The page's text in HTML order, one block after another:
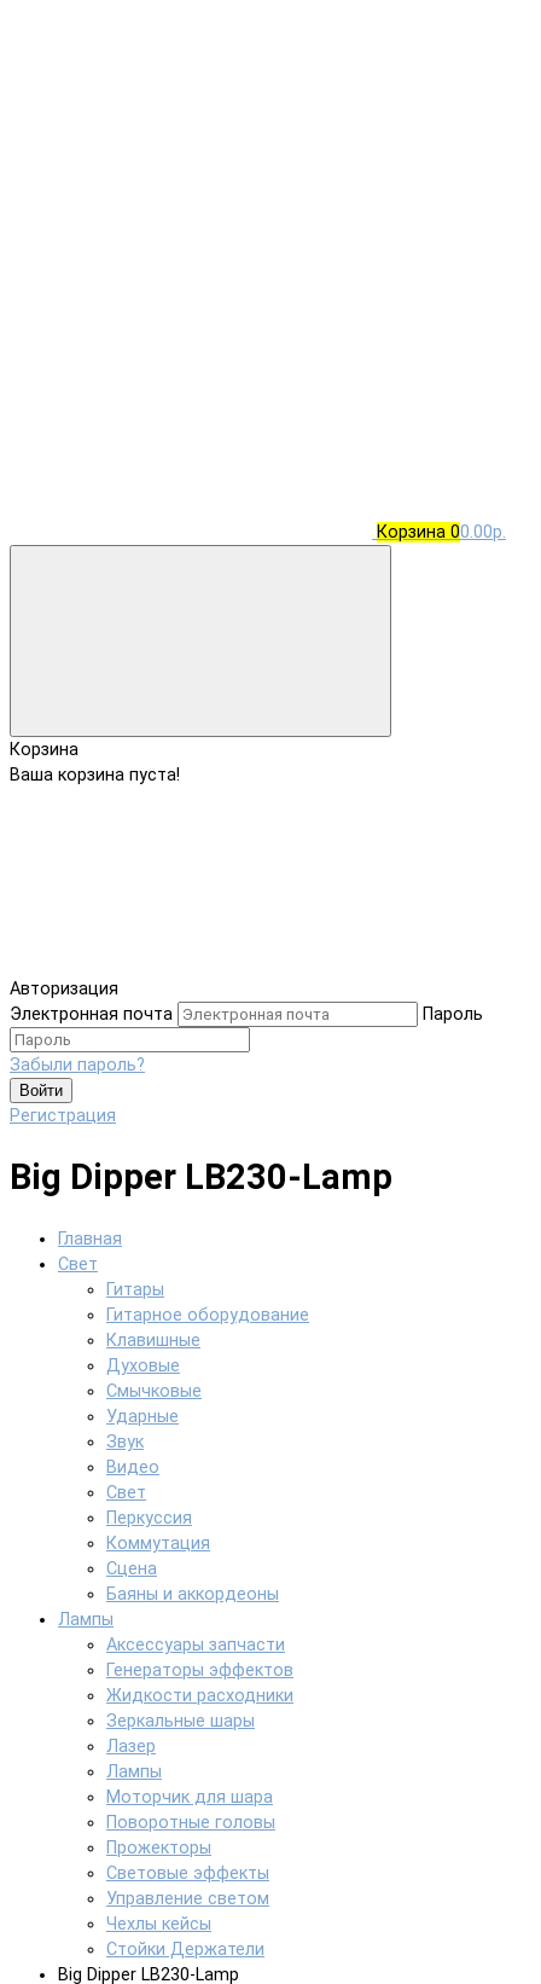
Корзина 00.00р.
Корзина
Ваша корзина пуста!
Авторизация
Электронная почта
Пароль
Забыли пароль?
Войти
Регистрация
Big Dipper LB230-Lamp
Главная
Свет
Гитары
Гитарное оборудование
Клавишные
Духовые
Смычковые
Ударные
Звук
Видео
Свет
Перкуссия
Коммутация
Сцена
Баяны и аккордеоны
Лампы
Аксессуары запчасти
Генераторы эффектов
Жидкости расходники
Зеркальные шары
Лазер
Лампы
Моторчик для шара
Поворотные головы
Прожекторы
Световые эффекты
Управление светом
Чехлы кейсы
Стойки Держатели
Big Dipper LB230-Lamp